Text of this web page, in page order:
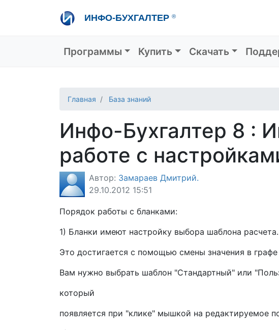
ИНФО-БУХГАЛТЕР ®
Основная навигация
Программы Купить Скачать
Главная База знаний
Инфо-Бухгалтер 8 :
работе с
Автор: Замараев Дмитрий.
29.10.2012 15:51
Порядок работы с бланками:
1) Бланки имеют настройку выбора шаблона расчета.
Это достигается с помощью смены значения в
Вам нужно выбрать шаблон "Стандартный" или
который
появляется при "клике" мышкой на редактируемое